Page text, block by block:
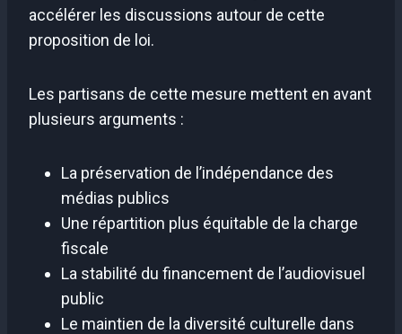
accélérer les discussions autour de cette
proposition de loi.
Les partisans de cette mesure mettent en avant
plusieurs arguments :
La préservation de l’indépendance des
médias publics
Une répartition plus équitable de la charge
fiscale
La stabilité du financement de l’audiovisuel
public
Le maintien de la diversité culturelle dans